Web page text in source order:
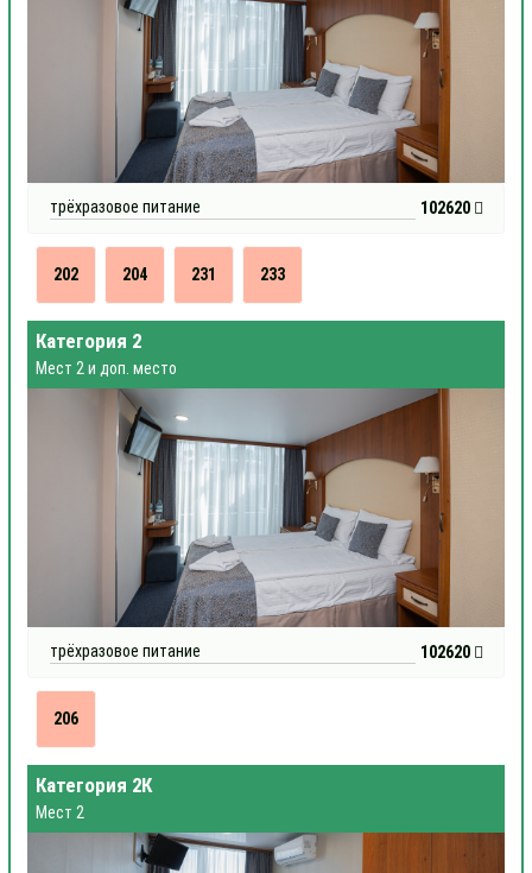
трёхразовое питание 102620
202 204 231 233
Категория 2
Мест 2 и доп. место
трёхразовое питание 102620
206
Категория 2К
Мест 2